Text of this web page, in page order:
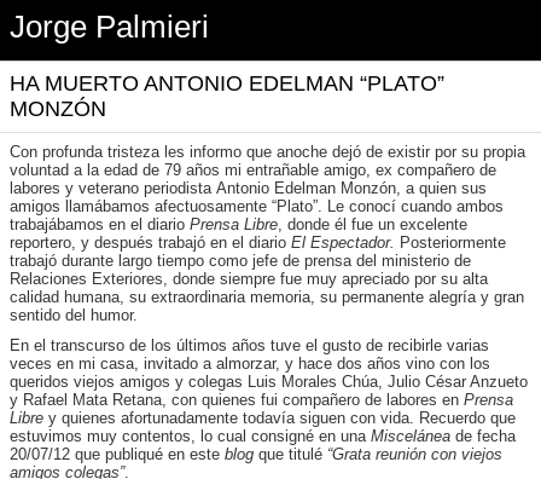
Jorge Palmieri
HA MUERTO ANTONIO EDELMAN “PLATO”
MONZÓN
Con profunda tristeza les informo que anoche dejó de existir por su propia
voluntad a la edad de 79 años mi entrañable amigo, ex compañero de
labores y veterano periodista Antonio Edelman Monzón, a quien sus
amigos llamábamos afectuosamente “Plato”. Le conocí cuando ambos
trabajábamos en el diario Prensa Libre, donde él fue un excelente
reportero, y después trabajó en el diario El Espectador. Posteriormente
trabajó durante largo tiempo como jefe de prensa del ministerio de
Relaciones Exteriores, donde siempre fue muy apreciado por su alta
calidad humana, su extraordinaria memoria, su permanente alegría y gran
sentido del humor.
En el transcurso de los últimos años tuve el gusto de recibirle varias
veces en mi casa, invitado a almorzar, y hace dos años vino con los
queridos viejos amigos y colegas Luis Morales Chúa, Julio César Anzueto
y Rafael Mata Retana, con quienes fui compañero de labores en Prensa
Libre y quienes afortunadamente todavía siguen con vida. Recuerdo que
estuvimos muy contentos, lo cual consigné en una Miscelánea de fecha
20/07/12 que publiqué en este blog que titulé “Grata reunión con viejos
amigos colegas”.